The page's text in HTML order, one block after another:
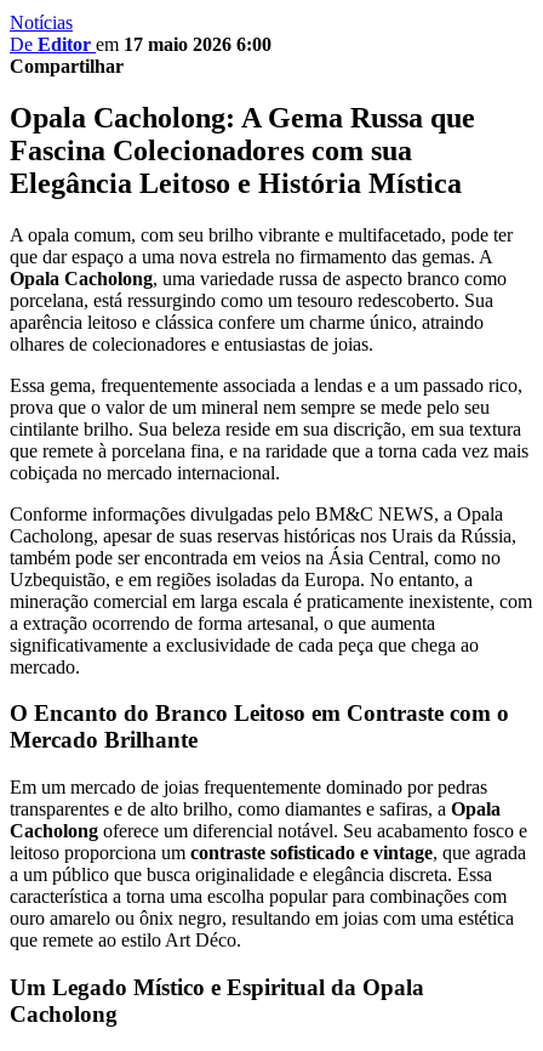
Notícias
De Editor em 17 maio 2026 6:00
Compartilhar
Opala Cacholong: A Gema Russa que
Fascina Colecionadores com sua
Elegância Leitoso e História Mística
A opala comum, com seu brilho vibrante e multifacetado, pode ter
que dar espaço a uma nova estrela no firmamento das gemas. A
Opala Cacholong, uma variedade russa de aspecto branco como
porcelana, está ressurgindo como um tesouro redescoberto. Sua
aparência leitoso e clássica confere um charme único, atraindo
olhares de colecionadores e entusiastas de joias.
Essa gema, frequentemente associada a lendas e a um passado rico,
prova que o valor de um mineral nem sempre se mede pelo seu
cintilante brilho. Sua beleza reside em sua discrição, em sua textura
que remete à porcelana fina, e na raridade que a torna cada vez mais
cobiçada no mercado internacional.
Conforme informações divulgadas pelo BM&C NEWS, a Opala
Cacholong, apesar de suas reservas históricas nos Urais da Rússia,
também pode ser encontrada em veios na Ásia Central, como no
Uzbequistão, e em regiões isoladas da Europa. No entanto, a
mineração comercial em larga escala é praticamente inexistente, com
a extração ocorrendo de forma artesanal, o que aumenta
significativamente a exclusividade de cada peça que chega ao
mercado.
O Encanto do Branco Leitoso em Contraste com o
Mercado Brilhante
Em um mercado de joias frequentemente dominado por pedras
transparentes e de alto brilho, como diamantes e safiras, a Opala
Cacholong oferece um diferencial notável. Seu acabamento fosco e
leitoso proporciona um contraste sofisticado e vintage, que agrada
a um público que busca originalidade e elegância discreta. Essa
característica a torna uma escolha popular para combinações com
ouro amarelo ou ônix negro, resultando em joias com uma estética
que remete ao estilo Art Déco.
Um Legado Místico e Espiritual da Opala
Cacholong